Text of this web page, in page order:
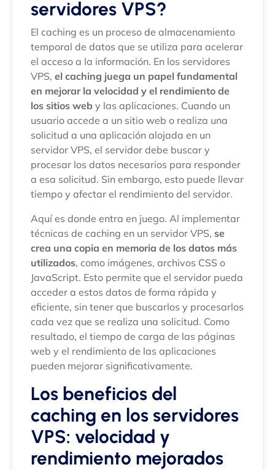
servidores VPS?
El caching es un proceso de almacenamiento
temporal de datos que se utiliza para acelerar
el acceso a la información. En los servidores
VPS, el caching juega un papel fundamental
en mejorar la velocidad y el rendimiento de
los sitios web y las aplicaciones. Cuando un
usuario accede a un sitio web o realiza una
solicitud a una aplicación alojada en un
servidor VPS, el servidor debe buscar y
procesar los datos necesarios para responder
a esa solicitud. Sin embargo, esto puede llevar
tiempo y afectar el rendimiento del servidor.
Aquí es donde entra en juego. Al implementar
técnicas de caching en un servidor VPS, se
crea una copia en memoria de los datos más
utilizados, como imágenes, archivos CSS o
JavaScript. Esto permite que el servidor pueda
acceder a estos datos de forma rápida y
eficiente, sin tener que buscarlos y procesarlos
cada vez que se realiza una solicitud. Como
resultado, el tiempo de carga de las páginas
web y el rendimiento de las aplicaciones
pueden mejorar significativamente.
Los beneficios del
caching en los servidores
VPS: velocidad y
rendimiento mejorados